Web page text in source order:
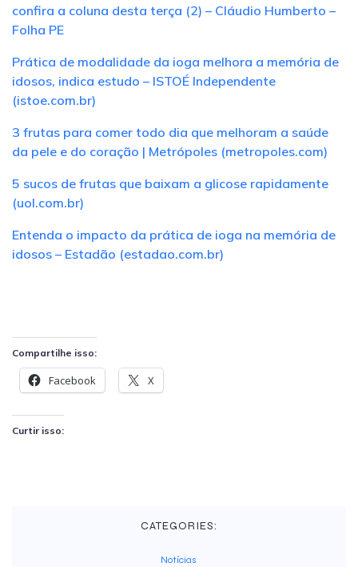
confira a coluna desta terça (2) – Cláudio Humberto –
Folha PE
Prática de modalidade da ioga melhora a memória de
idosos, indica estudo – ISTOÉ Independente
(istoe.com.br)
3 frutas para comer todo dia que melhoram a saúde
da pele e do coração | Metrópoles (metropoles.com)
5 sucos de frutas que baixam a glicose rapidamente
(uol.com.br)
Entenda o impacto da prática de ioga na memória de
idosos – Estadão (estadao.com.br)
Compartilhe isso:
Facebook X
Curtir isso:
CATEGORIES:
Notícias